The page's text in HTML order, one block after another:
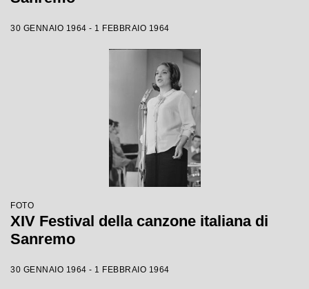
30 GENNAIO 1964 - 1 FEBBRAIO 1964
FOTO
XIV Festival della canzone italiana di
Sanremo
30 GENNAIO 1964 - 1 FEBBRAIO 1964